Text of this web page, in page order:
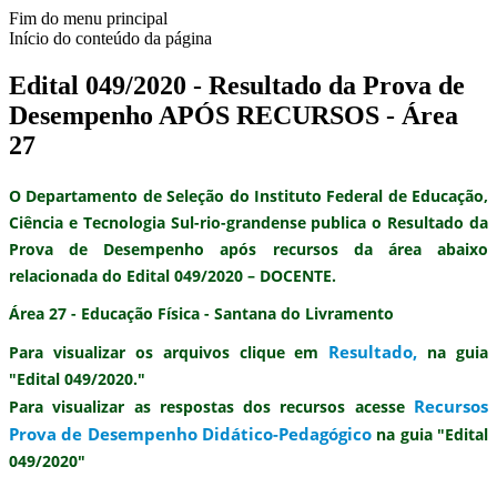
Fim do menu principal
Início do conteúdo da página
Edital 049/2020 - Resultado da Prova de
Desempenho APÓS RECURSOS - Área
27
O Departamento de Seleção do Instituto Federal de Educação,
Ciência e Tecnologia Sul-rio-grandense publica o Resultado da
Prova de Desempenho após recursosda área abaixo
relacionada do Edital 049/2020 – DOCENTE.
Área 27 - Educação Física - Santana do Livramento
Para visualizar os arquivos clique em Resultado, na guia
"Edital 049/2020."
Para visualizar as respostas dos recursos acesseRecursos
Prova de Desempenho Didático-Pedagógico na guia "Edital
049/2020"